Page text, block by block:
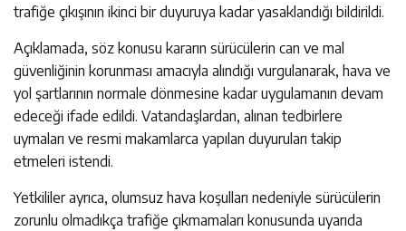
trafiğe çıkışının ikinci bir duyuruya kadar yasaklandığı bildirildi.
Açıklamada, söz konusu kararın sürücülerin can ve mal
güvenliğinin korunması amacıyla alındığı vurgulanarak, hava ve
yol şartlarının normale dönmesine kadar uygulamanın devam
edeceği ifade edildi. Vatandaşlardan, alınan tedbirlere
uymaları ve resmi makamlarca yapılan duyuruları takip
etmeleri istendi.
Yetkililer ayrıca, olumsuz hava koşulları nedeniyle sürücülerin
zorunlu olmadıkça trafiğe çıkmamaları konusunda uyarıda